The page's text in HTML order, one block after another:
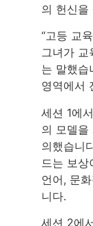
의 헌신을
“고등 교
그녀가 교
는 말했습
영역에서
세션 1에
의 모델을
의했습니
드는 보
언어, 문
니다.
세션 2에